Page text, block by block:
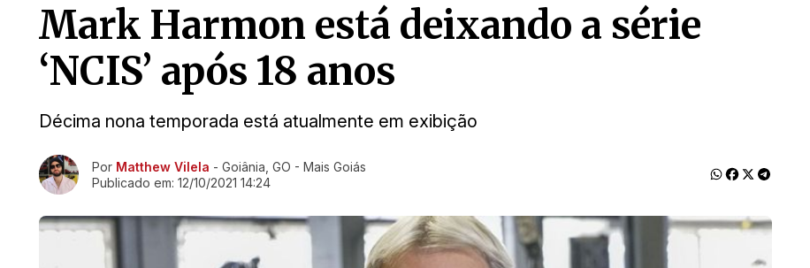
Mark Harmon está deixando a série
‘NCIS’ após 18 anos
Décima nona temporada está atualmente em exibição
Ir direto pra matéria
Por Matthew Vilela - Goiânia, GO - Mais Goiás
Publicado em: 12/10/2021 14:24